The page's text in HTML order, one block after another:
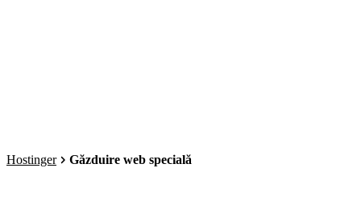
Hostinger Găzduire web specială